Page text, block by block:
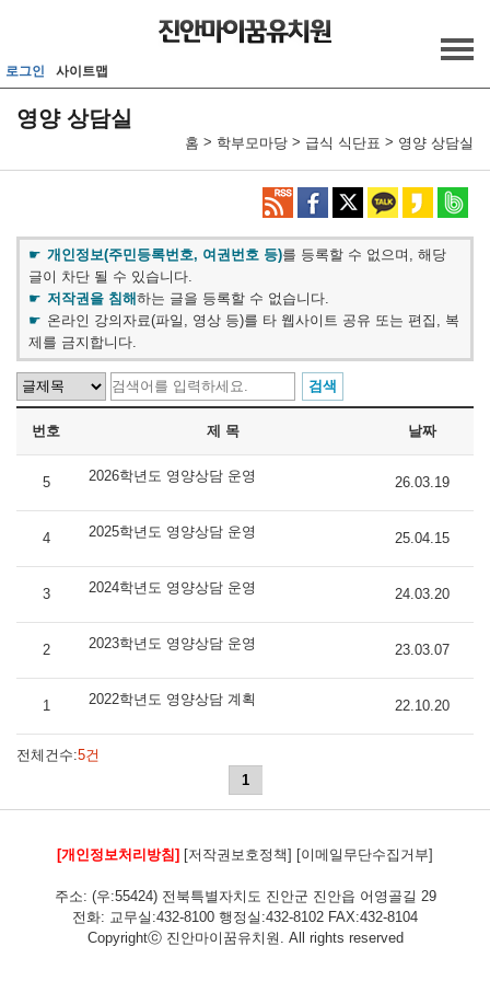
로그인 사이트맵
영양 상담실
홈 > 학부모마당 > 급식 식단표 > 영양 상담실
개인정보(주민등록번호, 여권번호 등)를 등록할 수 없으며, 해당
글이 차단 될 수 있습니다.
저작권을 침해하는 글을 등록할 수 없습니다.
온라인 강의자료(파일, 영상 등)를 타 웹사이트 공유 또는 편집, 복
제를 금지합니다.
번호 제 목 날짜
5 2026학년도 영양상담 운영 26.03.19
4 2025학년도 영양상담 운영 25.04.15
3 2024학년도 영양상담 운영 24.03.20
2 2023학년도 영양상담 운영 23.03.07
1 2022학년도 영양상담 계획 22.10.20
전체건수:5건
1
[개인정보처리방침] [저작권보호정책] [이메일무단수집거부]
주소: (우:55424) 전북특별자치도 진안군 진안읍 어영골길 29
전화: 교무실:432-8100 행정실:432-8102 FAX:432-8104
Copyrightⓒ 진안마이꿈유치원. All rights reserved